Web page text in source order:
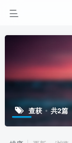
查获 共2篇